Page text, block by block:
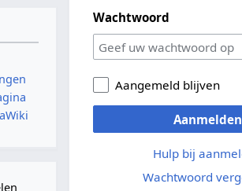
Wachtwoord
Aangemeld blijven
Aanmelden
Hulp bij
Wachtwoord